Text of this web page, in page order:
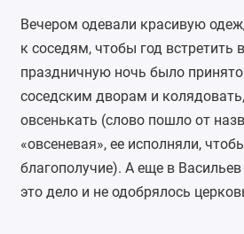
Вечером одевали красивую
к соседям, чтобы год встретить
праздничную ночь было
соседским дворам и
овсенькать (слово пошло от
«овсеневая», ее исполняли,
благополучие). А еще в
это дело и не одобрялось